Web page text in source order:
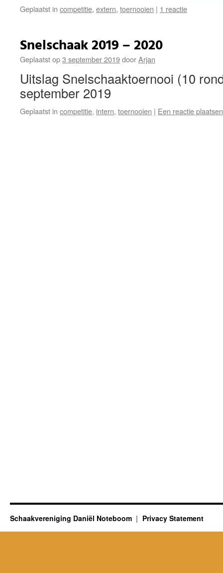
Geplaatst in competitie, extern, toernooien | 1 reactie
Snelschaak 2019 – 2020
Geplaatst op3 september 2019doorArjan
Uitslag Snelschaaktoernooi (10
september 2019
Geplaatst in competitie, intern, toernooien | Een reactie plaatsen
Schaakvereniging Daniël Noteboom Privacy Statement